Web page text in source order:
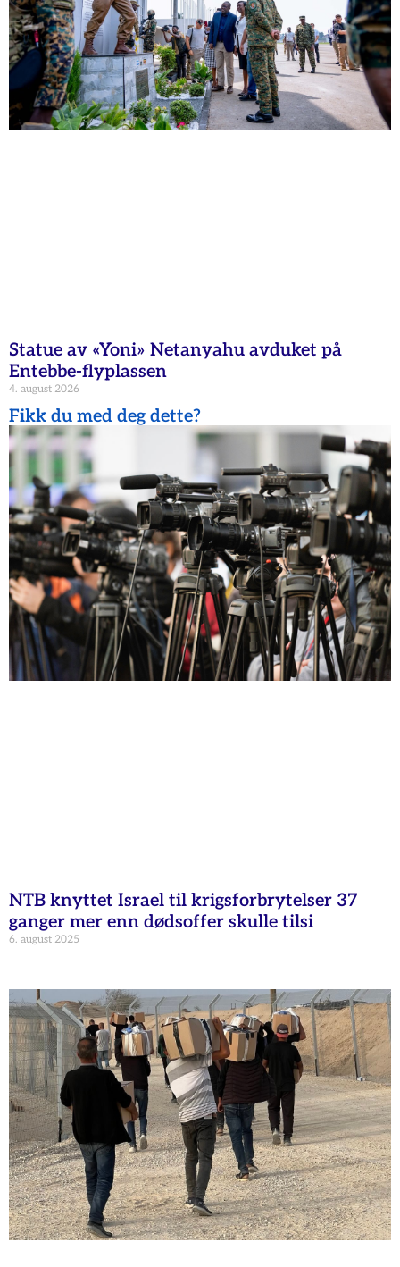
Statue av «Yoni» Netanyahu avduket på
Entebbe-flyplassen
4. august 2026
Fikk du med deg dette?
NTB knyttet Israel til krigsforbrytelser 37
ganger mer enn dødsoffer skulle tilsi
6. august 2025